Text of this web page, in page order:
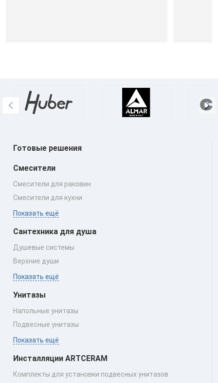
Готовые решения
Смесители
Смесители для раковин
Смесители для кухни
Показать ещё
Сантехника для душа
Душевые системы
Верхние души
Показать ещё
Унитазы
Напольные унитазы
Подвесные унитазы
Показать ещё
Инсталляции ARTCERAM
Комплекты для установки подвесных унитазов